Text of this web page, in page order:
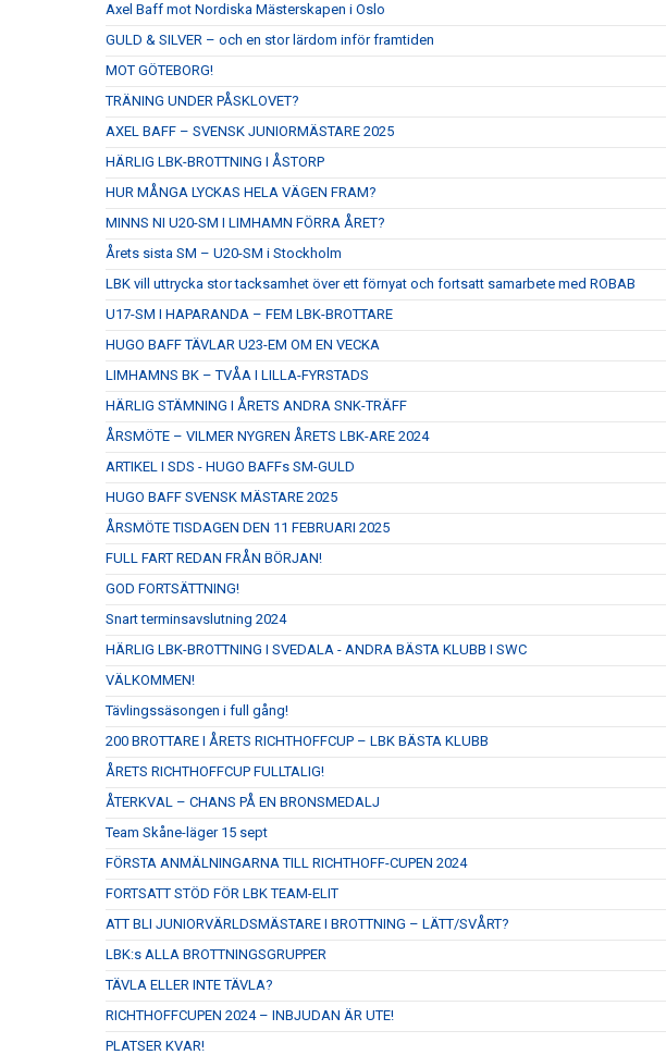
Axel Baff mot Nordiska Mästerskapen i Oslo
GULD & SILVER – och en stor lärdom inför framtiden
MOT GÖTEBORG!
TRÄNING UNDER PÅSKLOVET?
AXEL BAFF – SVENSK JUNIORMÄSTARE 2025
HÄRLIG LBK-BROTTNING I ÅSTORP
HUR MÅNGA LYCKAS HELA VÄGEN FRAM?
MINNS NI U20-SM I LIMHAMN FÖRRA ÅRET?
Årets sista SM – U20-SM i Stockholm
LBK vill uttrycka stor tacksamhet över ett förnyat och fortsatt samarbete med ROBAB
U17-SM I HAPARANDA – FEM LBK-BROTTARE
HUGO BAFF TÄVLAR U23-EM OM EN VECKA
LIMHAMNS BK – TVÅA I LILLA-FYRSTADS
HÄRLIG STÄMNING I ÅRETS ANDRA SNK-TRÄFF
ÅRSMÖTE – VILMER NYGREN ÅRETS LBK-ARE 2024
ARTIKEL I SDS - HUGO BAFFs SM-GULD
HUGO BAFF SVENSK MÄSTARE 2025
ÅRSMÖTE TISDAGEN DEN 11 FEBRUARI 2025
FULL FART REDAN FRÅN BÖRJAN!
GOD FORTSÄTTNING!
Snart terminsavslutning 2024
HÄRLIG LBK-BROTTNING I SVEDALA - ANDRA BÄSTA KLUBB I SWC
VÄLKOMMEN!
Tävlingssäsongen i full gång!
200 BROTTARE I ÅRETS RICHTHOFFCUP – LBK BÄSTA KLUBB
ÅRETS RICHTHOFFCUP FULLTALIG!
ÅTERKVAL – CHANS PÅ EN BRONSMEDALJ
Team Skåne-läger 15 sept
FÖRSTA ANMÄLNINGARNA TILL RICHTHOFF-CUPEN 2024
FORTSATT STÖD FÖR LBK TEAM-ELIT
ATT BLI JUNIORVÄRLDSMÄSTARE I BROTTNING – LÄTT/SVÅRT?
LBK:s ALLA BROTTNINGSGRUPPER
TÄVLA ELLER INTE TÄVLA?
RICHTHOFFCUPEN 2024 – INBJUDAN ÄR UTE!
PLATSER KVAR!